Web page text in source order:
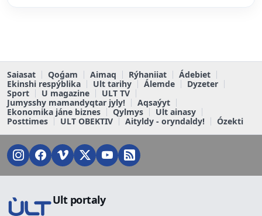
Saiasat Qoǵam Aimaq Rýhaniiat
Ádebiet
Ekinshi respýblika
Ult tarihy Álemde
Dyzeter
Sport
U magazine
ULT TV
Jumysshy mamandyqtar jyly!
Aqsaýyt
Ekonomika jáne biznes
Qylmys
Ult ainasy
Posttimes
ULT OBEKTIV Aityldy - oryndaldy! Ózekti
Ult portaly